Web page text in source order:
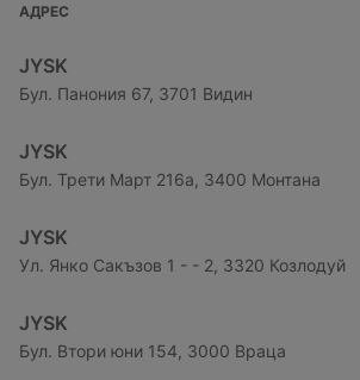
АДРЕС
JYSK
Бул. Панония 67, 3701 Видин
JYSK
Бул. Трети Март 216a, 3400 Монтана
JYSK
Ул. Янко Сакъзов 1 - - 2, 3320 Козлодуй
JYSK
Бул. Втори юни 154, 3000 Враца